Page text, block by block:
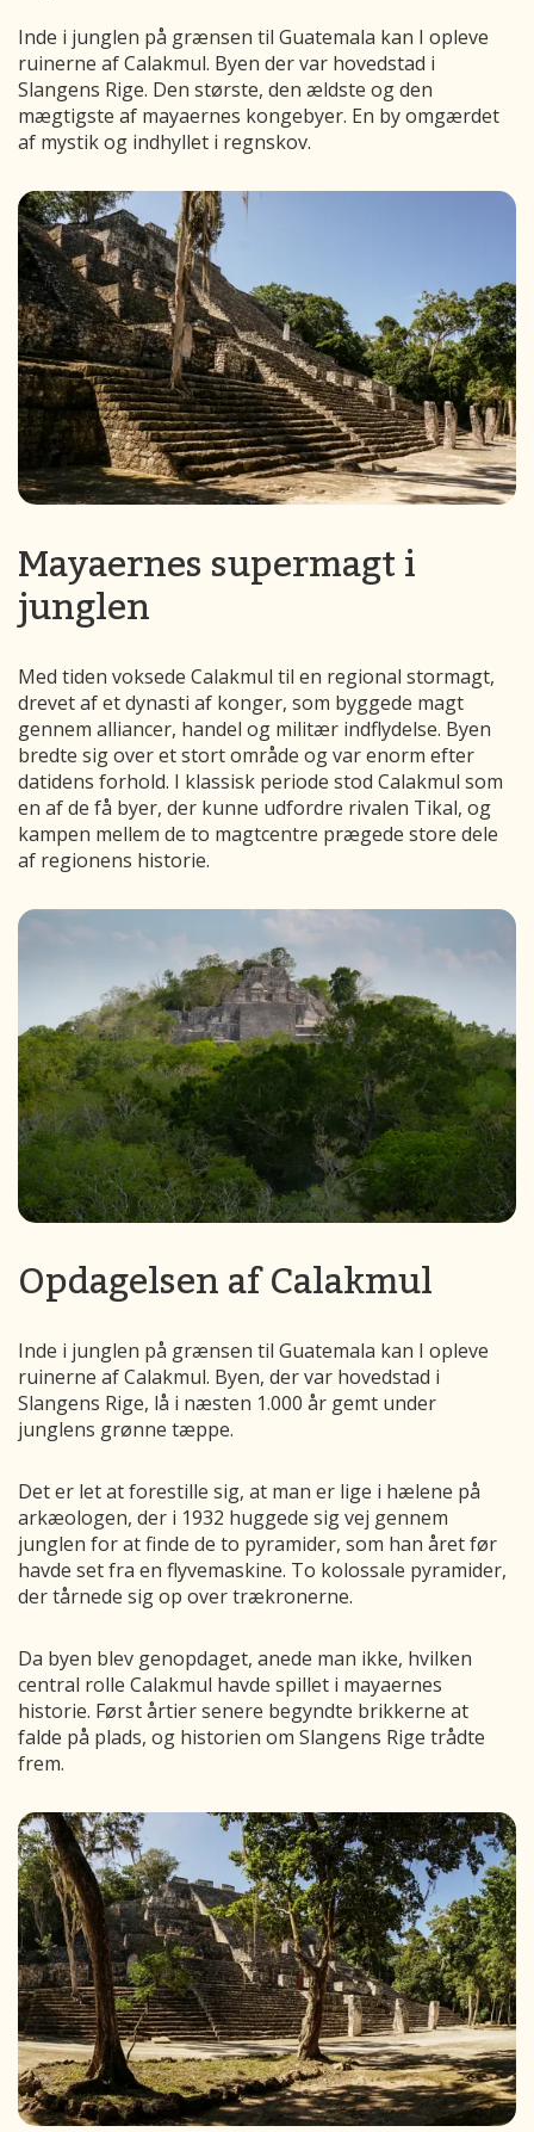
Inde i junglen på grænsen til Guatemala kan I opleve
ruinerne af Calakmul. Byen der var hovedstad i
Slangens Rige. Den største, den ældste og den
mægtigste af mayaernes kongebyer. En by omgærdet
af mystik og indhyllet i regnskov.
Mayaernes supermagt i
junglen
Med tiden voksede Calakmul til en regional stormagt,
drevet af et dynasti af konger, som byggede magt
gennem alliancer, handel og militær indflydelse. Byen
bredte sig over et stort område og var enorm efter
datidens forhold. I klassisk periode stod Calakmul som
en af de få byer, der kunne udfordre rivalen Tikal, og
kampen mellem de to magtcentre prægede store dele
af regionens historie.
Opdagelsen af Calakmul
Inde i junglen på grænsen til Guatemala kan I opleve
ruinerne af Calakmul. Byen, der var hovedstad i
Slangens Rige, lå i næsten 1.000 år gemt under
junglens grønne tæppe.
Det er let at forestille sig, at man er lige i hælene på
arkæologen, der i 1932 huggede sig vej gennem
junglen for at finde de to pyramider, som han året før
havde set fra en flyvemaskine. To kolossale pyramider,
der tårnede sig op over trækronerne.
Da byen blev genopdaget, anede man ikke, hvilken
central rolle Calakmul havde spillet i mayaernes
historie. Først årtier senere begyndte brikkerne at
falde på plads, og historien om Slangens Rige trådte
frem.